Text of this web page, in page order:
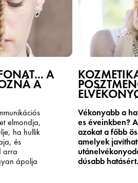
A
A
elmondja,
ha hullik
és
arra
ápolja
Vékonyabb a
es éveinkben?
azokat a főbb
amelyek
dúsabb hatásért.